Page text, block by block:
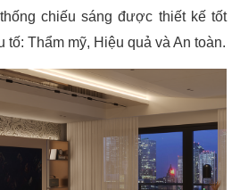
chiếu sáng được thiết kế tốt
tố: Thẩm mỹ, Hiệu quả và An toàn.